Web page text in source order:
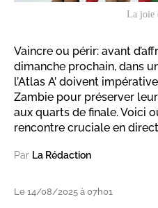
La joie
Vaincre ou périr: avant
dimanche prochain, dans
l’Atlas A’ doivent
Zambie pour préserver
aux quarts de finale. Voici
rencontre cruciale en
Par La Rédaction
Le 14/08/2025 à 07h01